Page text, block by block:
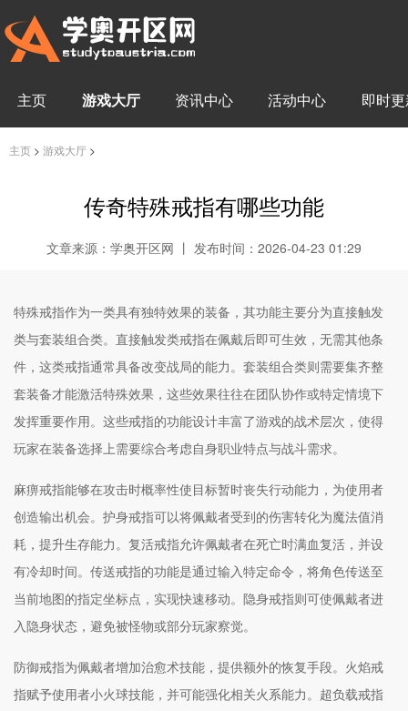
主页 游戏大厅 资讯中心 活动中心 即时
主页 > 游戏大厅 >
传奇特殊戒指有哪些功能
文章来源：学奥开区网 丨 发布时间：2026-04-23 01:29
特殊戒指作为一类具有独特效果的装备，其功能主要分为直接触发
类与套装组合类。直接触发类戒指在佩戴后即可生效，无需其他条
件，这类戒指通常具备改变战局的能力。套装组合类则需要集齐整
套装备才能激活特殊效果，这些效果往往在团队协作或特定情境下
发挥重要作用。这些戒指的功能设计丰富了游戏的战术层次，使得
玩家在装备选择上需要综合考虑自身职业特点与战斗需求。
麻痹戒指能够在攻击时概率性使目标暂时丧失行动能力，为使用者
创造输出机会。护身戒指可以将佩戴者受到的伤害转化为魔法值消
耗，提升生存能力。复活戒指允许佩戴者在死亡时满血复活，并设
有冷却时间。传送戒指的功能是通过输入特定命令，将角色传送至
当前地图的指定坐标点，实现快速移动。隐身戒指则可使佩戴者进
入隐身状态，避免被怪物或部分玩家察觉。
防御戒指为佩戴者增加治愈术技能，提供额外的恢复手段。火焰戒
指赋予使用者小火球技能，并可能强化相关火系能力。超负载戒指